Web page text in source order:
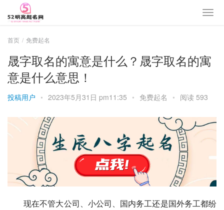
首页 免费起名
晟字取名的寓意是什么？晟字取名的寓
意是什么意思！
投稿用户 • 2023年5月31日 pm11:35 • 免费起名 • 阅读 593
现在不管大公司、小公司、国内务工还是国外务工都纷